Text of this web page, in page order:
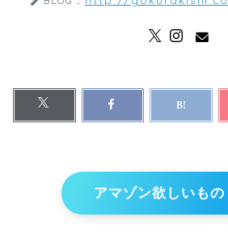
アマゾン欲しいもの